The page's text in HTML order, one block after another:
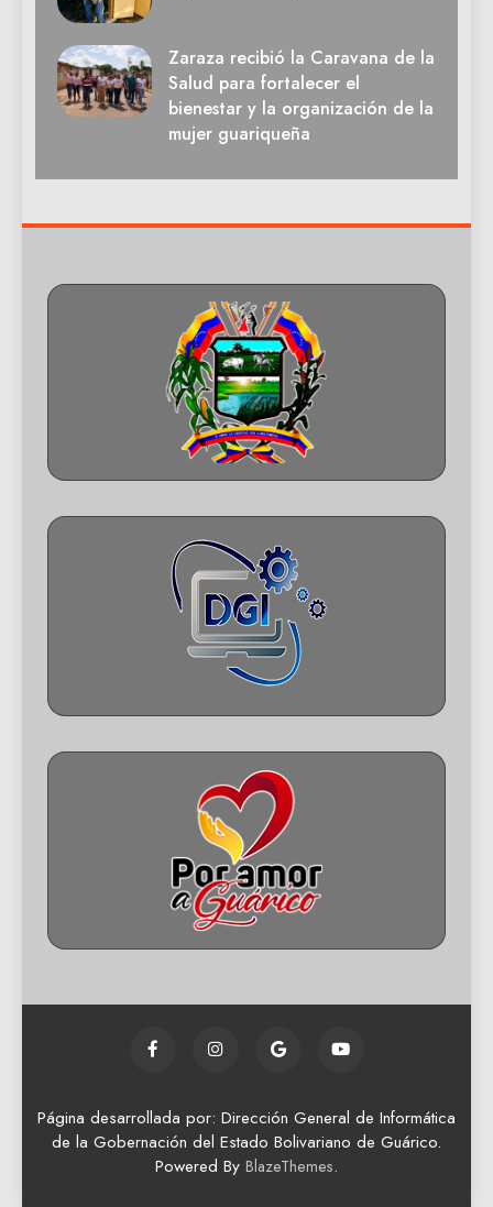
Zaraza recibió la Caravana de la
Salud para fortalecer el
bienestar y la organización de la
mujer guariqueña
Página desarrollada por: Dirección General de Informática
de la Gobernación del Estado Bolivariano de Guárico.
Powered By BlazeThemes.